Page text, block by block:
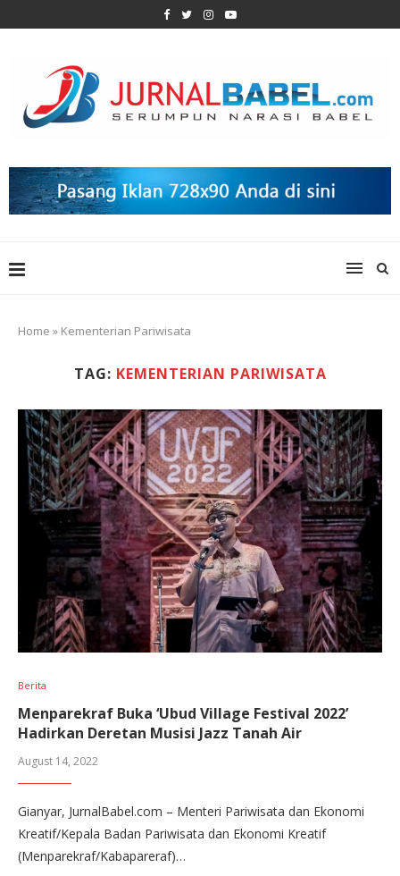
Home » Kementerian Pariwisata
TAG: KEMENTERIAN PARIWISATA
Berita
Menparekraf Buka ‘Ubud Village Festival 2022’
Hadirkan Deretan Musisi Jazz Tanah Air
August 14, 2022
Gianyar, JurnalBabel.com – Menteri Pariwisata dan Ekonomi
Kreatif/Kepala Badan Pariwisata dan Ekonomi Kreatif
(Menparekraf/Kabapareraf)…